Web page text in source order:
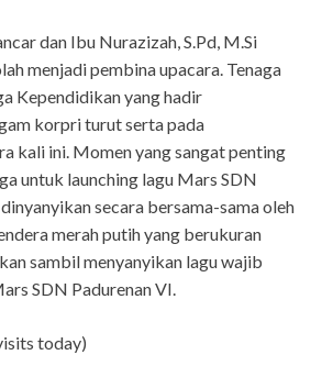
dan Ibu Nurazizah, S.Pd, M.Si
menjadi pembina upacara. Tenaga
Kependidikan yang hadir
korpri turut serta pada
kali ini. Momen yang sangat penting
untuk launching lagu Mars SDN
secara bersama-sama oleh
merah putih yang berukuran
sambil menyanyikan lagu wajib
SDN Padurenan VI.
today)